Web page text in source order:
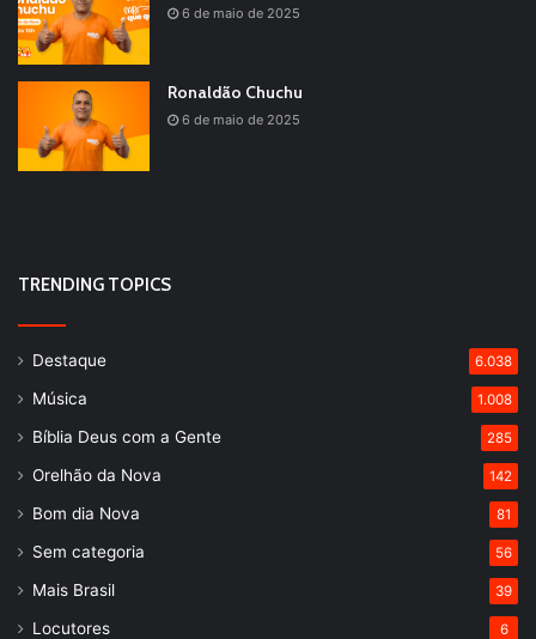
6 de maio de 2025
Ronaldão Chuchu
6 de maio de 2025
TRENDING TOPICS
Destaque 6.038
Música 1.008
Bíblia Deus com a Gente 285
Orelhão da Nova 142
Bom dia Nova 81
Sem categoria 56
Mais Brasil 39
Locutores 6